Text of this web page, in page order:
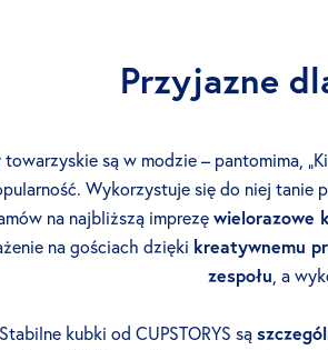
Przyjazne
towarzyskie są w modzie – pantomima,
Wykorzystuje się do niej tanie
na najbliższą imprezę wielorazowe
na gościach dzięki kreatywnemu
zespołu, a
Stabilne kubki od CUPSTORYS są